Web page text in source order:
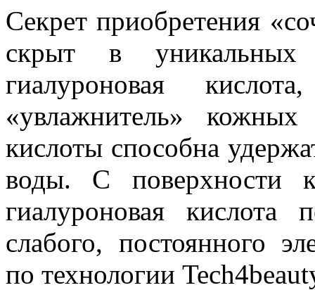
Секрет приобретения
скрыт в уникальных
гиалуроновая
«увлажнитель»
кислоты способна
воды. С поверхности
гиалуроновая кислота
слабого, постоянного
по технологии